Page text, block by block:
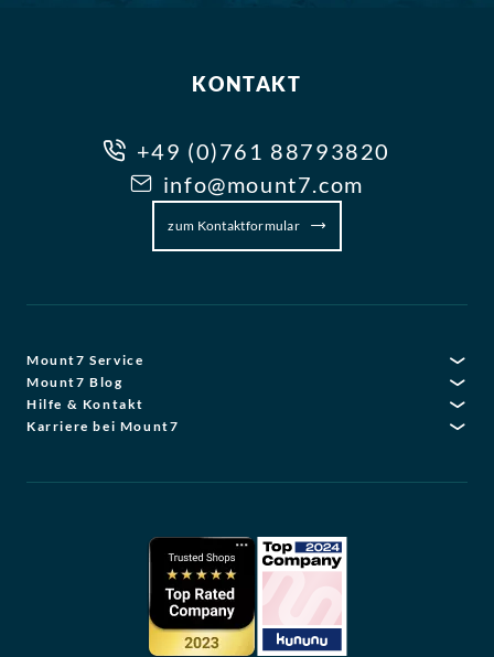
KONTAKT
+49 (0)761 88793820
info@mount7.com
zum Kontaktformular
Mount7 Service
Mount7 Blog
Hilfe & Kontakt
Karriere bei Mount7